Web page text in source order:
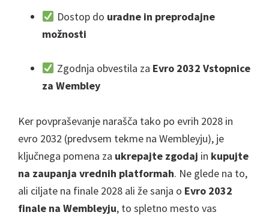
Dostop do uradne in preprodajne
možnosti
Zgodnja obvestila za Evro 2032 Vstopnice
za Wembley
Ker povpraševanje narašča tako po evrih 2028 in
evro 2032 (predvsem tekme na Wembleyju), je
ključnega pomena za ukrepajte zgodaj in kupujte
na zaupanja vrednih platformah. Ne glede na to,
ali ciljate na finale 2028 ali že sanja o Evro 2032
finale na Wembleyju, to spletno mesto vas